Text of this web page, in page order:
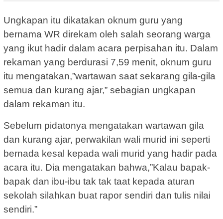
Ungkapan itu dikatakan oknum guru yang
bernama WR direkam oleh salah seorang warga
yang ikut hadir dalam acara perpisahan itu. Dalam
rekaman yang berdurasi 7,59 menit, oknum guru
itu mengatakan,”wartawan saat sekarang gila-gila
semua dan kurang ajar,” sebagian ungkapan
dalam rekaman itu.
Sebelum pidatonya mengatakan wartawan gila
dan kurang ajar, perwakilan wali murid ini seperti
bernada kesal kepada wali murid yang hadir pada
acara itu. Dia mengatakan bahwa,”Kalau bapak-
bapak dan ibu-ibu tak tak taat kepada aturan
sekolah silahkan buat rapor sendiri dan tulis nilai
sendiri.”